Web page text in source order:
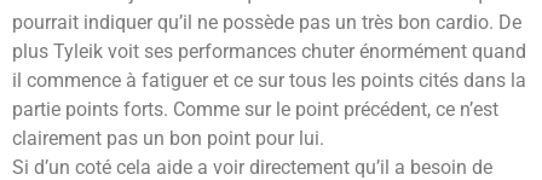
pourrait indiquer qu’il ne possède pas un très bon cardio. De
plus Tyleik voit ses performances chuter énormément quand
il commence à fatiguer et ce sur tous les points cités dans la
partie points forts. Comme sur le point précédent, ce n’est
clairement pas un bon point pour lui.
Si d’un coté cela aide a voir directement qu’il a besoin de